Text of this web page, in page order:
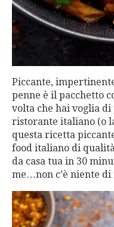
Piccante,
penne è il pacchetto
volta che hai voglia di
ristorante italiano (o
questa ricetta
food italiano di
da casa tua in 30
me…non c’è niente di